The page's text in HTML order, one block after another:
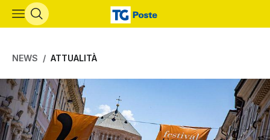
Vai al contenuto principale
NEWS ATTUALITÀ